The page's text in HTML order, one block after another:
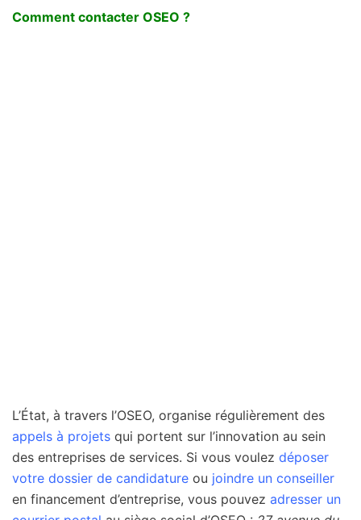
Comment contacter OSEO ?
L’État, à travers l’OSEO, organise régulièrement des
appels à projets qui portent sur l’innovation au sein
des entreprises de services. Si vous voulez déposer
votre dossier de candidature ou joindre un conseiller
en financement d’entreprise, vous pouvez adresser un